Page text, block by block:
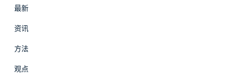
最新
资讯
方法
观点
职业成长